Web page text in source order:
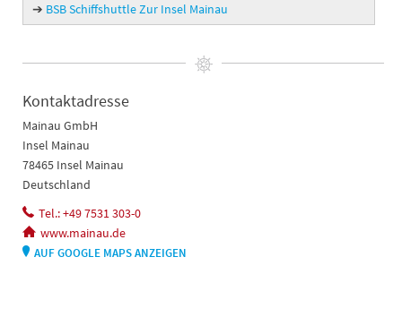
➔ BSB Schiffshuttle Zur Insel Mainau
Kontaktadresse
Mainau GmbH
Insel Mainau
78465 Insel Mainau
Deutschland
Tel.: +49 7531 303-0
www.mainau.de
AUF GOOGLE MAPS ANZEIGEN